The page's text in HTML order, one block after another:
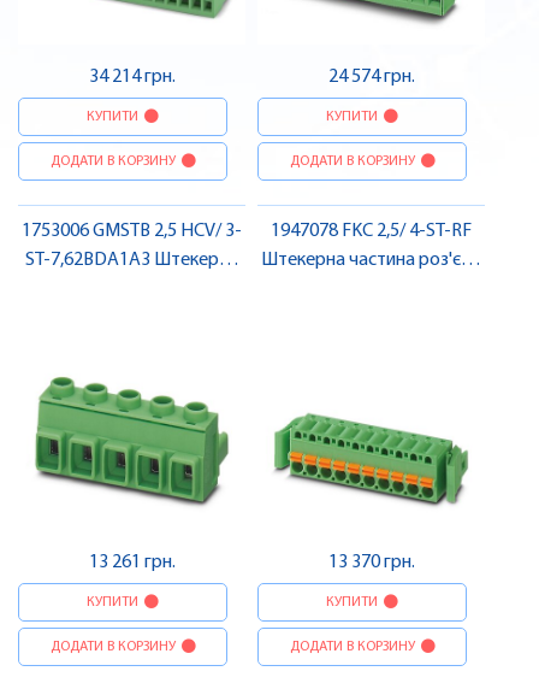
34 214 грн.
КУПИТИ
ДОДАТИ В КОРЗИНУ
24 574 грн.
КУПИТИ
ДОДАТИ В КОРЗИНУ
1753006 GMSTB 2,5 HCV/ 3-
ST-7,62BDA1A3 Штекерна
13 261 грн.
КУПИТИ
ДОДАТИ В КОРЗИНУ
1947078 FKC 2,5/ 4-ST-RF
Штекерна частина роз'єму
13 370 грн.
КУПИТИ
ДОДАТИ В КОРЗИНУ